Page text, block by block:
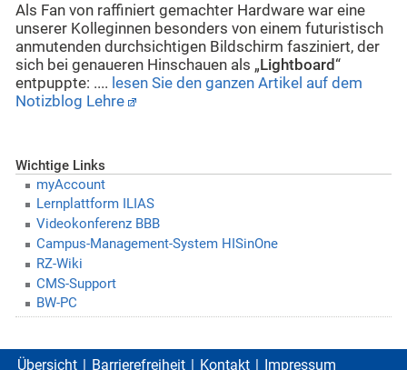
Als Fan von raffiniert gemachter Hardware war eine
unserer Kolleginnen besonders von einem futuristisch
anmutenden durchsichtigen Bildschirm fasziniert, der
sich bei genaueren Hinschauen als „Lightboard“
entpuppte: .... lesen Sie den ganzen Artikel auf dem
Notizblog Lehre
Wichtige Links
myAccount
Lernplattform ILIAS
Videokonferenz BBB
Campus-Management-System HISinOne
RZ-Wiki
CMS-Support
BW-PC
Übersicht Barrierefreiheit Kontakt Impressum